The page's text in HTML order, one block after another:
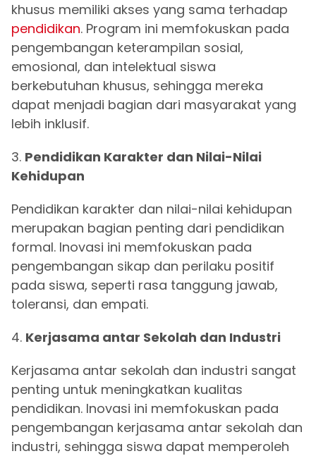
khusus memiliki akses yang sama terhadap
pendidikan. Program ini memfokuskan pada
pengembangan keterampilan sosial,
emosional, dan intelektual siswa
berkebutuhan khusus, sehingga mereka
dapat menjadi bagian dari masyarakat yang
lebih inklusif.
3. Pendidikan Karakter dan Nilai-Nilai
Kehidupan
Pendidikan karakter dan nilai-nilai kehidupan
merupakan bagian penting dari pendidikan
formal. Inovasi ini memfokuskan pada
pengembangan sikap dan perilaku positif
pada siswa, seperti rasa tanggung jawab,
toleransi, dan empati.
4. Kerjasama antar Sekolah dan Industri
Kerjasama antar sekolah dan industri sangat
penting untuk meningkatkan kualitas
pendidikan. Inovasi ini memfokuskan pada
pengembangan kerjasama antar sekolah dan
industri, sehingga siswa dapat memperoleh